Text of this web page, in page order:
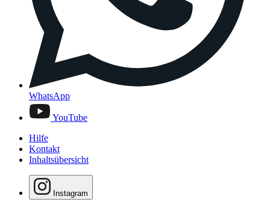
WhatsApp
YouTube
Hilfe
Kontakt
Inhaltsübersicht
Instagram